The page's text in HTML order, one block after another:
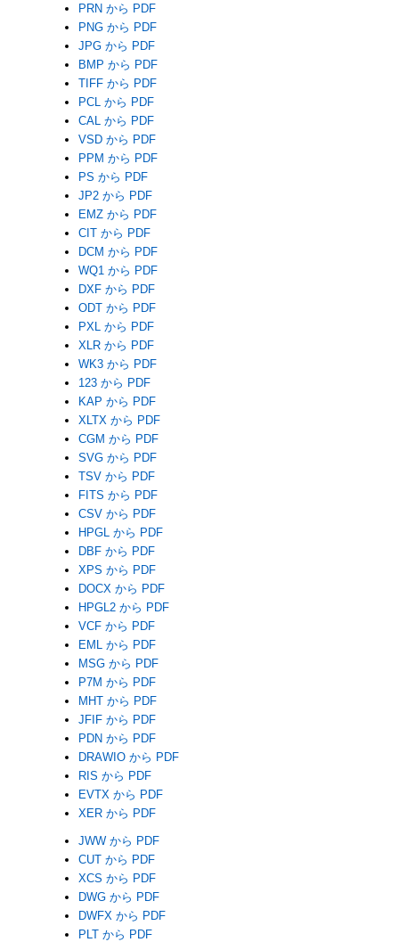
PRN から PDF
PNG から PDF
JPG から PDF
BMP から PDF
TIFF から PDF
PCL から PDF
CAL から PDF
VSD から PDF
PPM から PDF
PS から PDF
JP2 から PDF
EMZ から PDF
CIT から PDF
DCM から PDF
WQ1 から PDF
DXF から PDF
ODT から PDF
PXL から PDF
XLR から PDF
WK3 から PDF
123 から PDF
KAP から PDF
XLTX から PDF
CGM から PDF
SVG から PDF
TSV から PDF
FITS から PDF
CSV から PDF
HPGL から PDF
DBF から PDF
XPS から PDF
DOCX から PDF
HPGL2 から PDF
VCF から PDF
EML から PDF
MSG から PDF
P7M から PDF
MHT から PDF
JFIF から PDF
PDN から PDF
DRAWIO から PDF
RIS から PDF
EVTX から PDF
XER から PDF
JWW から PDF
CUT から PDF
XCS から PDF
DWG から PDF
DWFX から PDF
PLT から PDF